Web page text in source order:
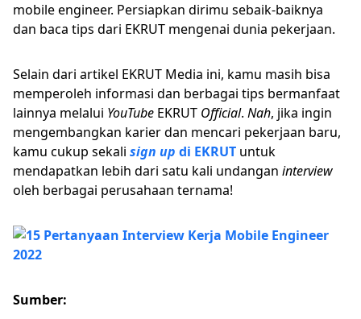
mobile engineer. Persiapkan dirimu sebaik-baiknya
dan baca tips dari EKRUT mengenai dunia pekerjaan.
Selain dari artikel EKRUT Media ini, kamu masih bisa
memperoleh informasi dan berbagai tips bermanfaat
lainnya melalui YouTube EKRUT Official. Nah, jika ingin
mengembangkan karier dan mencari pekerjaan baru,
kamu cukup sekali sign up di EKRUT untuk
mendapatkan lebih dari satu kali undangan interview
oleh berbagai perusahaan ternama!
Sumber: